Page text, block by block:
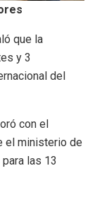
que la
y 3
del
con el
el ministerio de
las 13